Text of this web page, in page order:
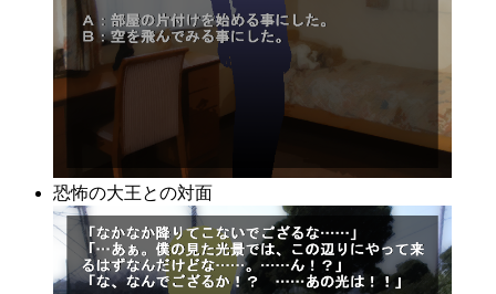
恐怖の大王との対面